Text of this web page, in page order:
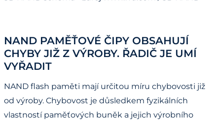
NAND PAMĚŤOVÉ ČIPY OBSAHUJÍ
CHYBY JIŽ Z VÝROBY. ŘADIČ JE UMÍ
VYŘADIT
NAND flash paměti mají určitou míru chybovosti již
od výroby. Chybovost je důsledkem fyzikálních
vlastností paměťových buněk a jejich výrobního